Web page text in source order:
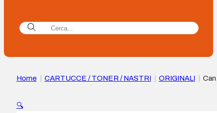
Home CARTUCCE / TONER / NASTRI ORIGINALI
🔍